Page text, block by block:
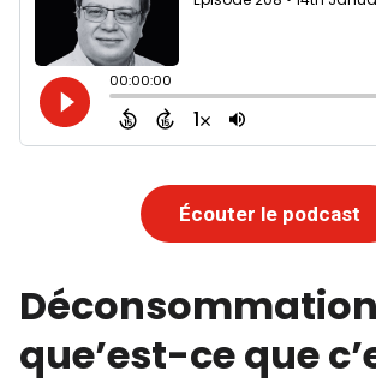
Écouter le podcast
que’est-ce que